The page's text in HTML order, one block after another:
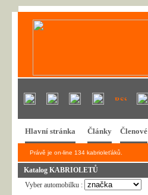
Hlavní stránka Články Členové
Právě je on-line 134 kabrioleťáků.
Katalog KABRIOLETŮ
Vyber automobilku :